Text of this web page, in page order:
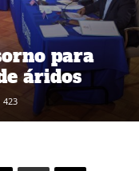
para
áridos
423